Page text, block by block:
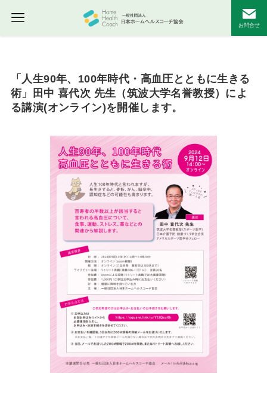
お問合せ
「人生90年、100年時代・高血圧とともに生きる
術」田中 喜代次 先生（筑波大学名誉教授）によ
る講演(オンライン)を開催します。